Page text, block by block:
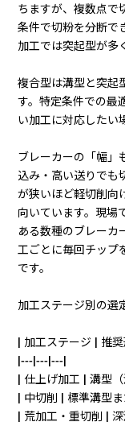
ちますが、複数点で
条件で切粉を分断で
加工では突起型が多
複合型は溝型と突起
す。特定条件での最
い加工に対応したい
ブレーカーの「幅」
込み・高い送りでも
が狭いほど軽切削向
向いています。現場
ある数種のブレーカ
工ごとに毎回チップ
です。
加工ステージ別の選
| 加工ステージ | 推
|---|---|---|
| 仕上げ加工 | 溝型
| 中切削 | 標準溝型
| 荒加工・重切削 |